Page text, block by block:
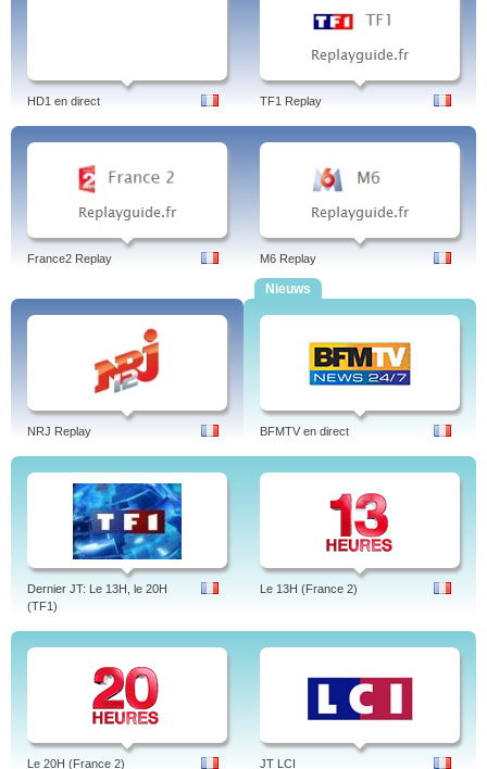
HD1 en direct TF1 Replay
France2 Replay M6 Replay
NRJ Replay
Nieuws
BFMTV en direct
Dernier JT: Le 13H, le 20H
(TF1)
Le 13H (France 2)
Le 20H (France 2) JT LCI